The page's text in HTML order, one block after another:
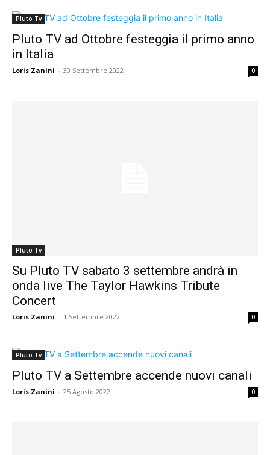
Pluto Tv
Pluto TV ad Ottobre festeggia il primo anno
in Italia
Loris Zanini - 30 Settembre 2022 0
Pluto Tv
Su Pluto TV sabato 3 settembre andrà in
onda live The Taylor Hawkins Tribute
Concert
Loris Zanini - 1 Settembre 2022 0
Pluto Tv
Pluto TV a Settembre accende nuovi canali
Loris Zanini - 25 Agosto 2022 0